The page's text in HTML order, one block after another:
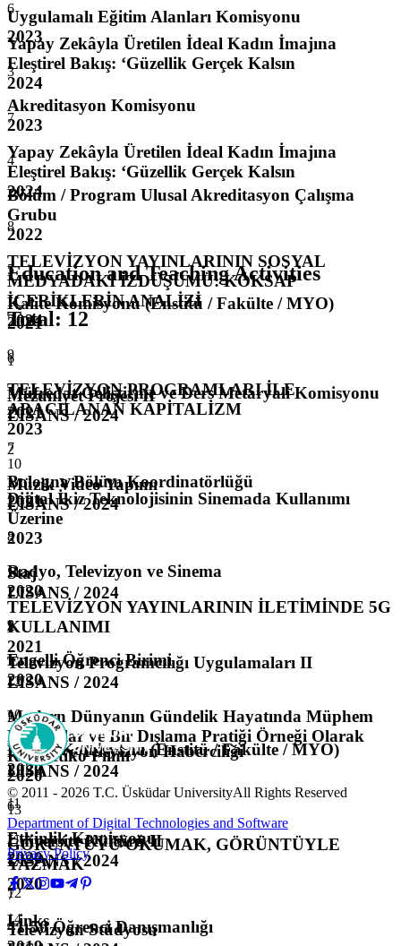
6
Yapay Zekâyla Üretilen İdeal Kadın İmajına
Eleştirel Bakış: ‘Güzellik Gerçek Kalsın
2024
7
Yapay Zekâyla Üretilen İdeal Kadın İmajına
Eleştirel Bakış: ‘Güzellik Gerçek Kalsın
2024
8
TELEVİZYON YAYINLARININ SOSYAL
MEDYADAKİ İZDÜŞÜMÜ: KÖKSAP
İÇERİKLERİN ANALİZİ
2024
9
TELEVİZYON PROGRAMLARI İLE
ARACILANAN KAPİTALİZM
2023
10
Dijital İkiz Teknolojisinin Sinemada Kullanımı
Üzerine
2023
11
TELEVİZYON YAYINLARININ İLETİMİNDE 5G
KULLANIMI
2021
12
Modern Dünyanın Gündelik Hayatında Müphem
Konumlar ve Bir Dışlama Pratiği Örneği Olarak
Rembetiko Filmi
2020
13
GÖRÜNTÜYÜ OKUMAK, GÖRÜNTÜYLE
YAZMAK
2020
14
Uygulamalı Eğitim Alanları Komisyonu
2023
3
Akreditasyon Komisyonu
2023
4
Bölüm / Program Ulusal Akreditasyon Çalışma
Grubu
2022
5
Kalite Komisyonu (Enstitü / Fakülte / MYO)
2021
6
Müfredat Geliştirme ve Ders Metaryali Komisyonu
2021
7
Bologna Bölüm Koordinatörlüğü
2021
8
Radyo, Televizyon ve Sinema
2020
9
Engelli Öğrenci Birimi
2020
10
Eğitim Komisyonu (Enstitü / Fakülte / MYO)
2020
11
Etkinlik Komisyonu
2020
12
41-50 Öğrenci Danışmanlığı
Education and Teaching Activities
Total: 12
1
Mezuniyet Projesi II
LISANS / 2024
2
Müzik Video Yapımı
LISANS / 2024
3
Staj
LISANS / 2024
4
Televizyon Programcılığı Uygulamaları II
LISANS / 2024
5
Radyo ve Televizyon Haberciliği
LISANS / 2024
6
Üniversite Kültürü II
LISANS / 2024
7
Televizyon Stüdyosu
© 2011 - 2026 T.C. Üsküdar UniversityAll Rights Reserved
Department of Digital Technologies and Software
Privacy Policy
Links